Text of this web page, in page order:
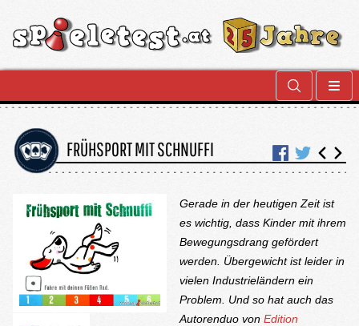
FRÜHSPORT MIT SCHNUFFI
Gerade in der heutigen Zeit ist
es wichtig, dass Kinder mit ihrem
Bewegungsdrang gefördert
werden. Übergewicht ist leider in
vielen Industrieländern ein
Problem. Und so hat auch das
Autorenduo von Edition